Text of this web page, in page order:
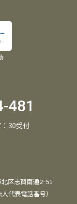
481
30受付
区志賀南通2−51
代表電話番号）